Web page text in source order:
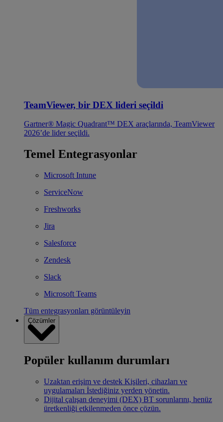
TeamViewer, bir DEX lideri seçildi
Gartner® Magic Quadrant™ DEX araçlarında, TeamViewer
2026’de lider seçildi.
Temel Entegrasyonlar
Microsoft Intune
ServiceNow
Freshworks
Jira
Salesforce
Zendesk
Slack
Microsoft Teams
Tüm entegrasyonları görüntüleyin
Çözümler
Popüler kullanım durumları
Uzaktan erişim ve destek Kişileri, cihazları ve
uygulamaları İstediğiniz yerden yönetin.
Dijital çalışan deneyimi (DEX) BT sorunlarını, henüz
üretkenliği etkilenmeden önce çözün.